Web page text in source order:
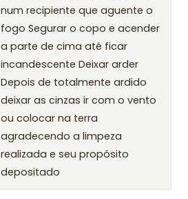
num recipiente que aguente o
fogo Segurar o copo e acender
a parte de cima até ficar
incandescente Deixar arder
Depois de totalmente ardido
deixar as cinzas ir com o vento
ou colocar na terra
agradecendo a limpeza
realizada e seu propósito
depositado